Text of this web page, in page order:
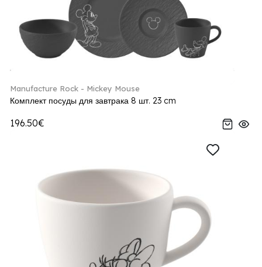
Manufacture Rock - Mickey Mouse
Комплект посуды для завтрака 8 шт. 23 cm
196.50€